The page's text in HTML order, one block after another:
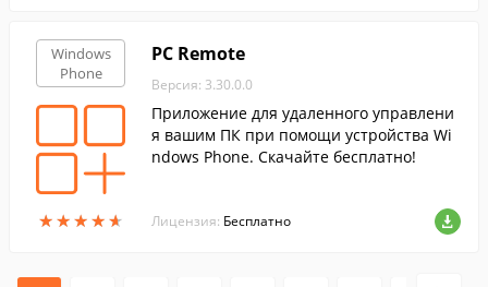
Windows
Phone
★★★★★
★★★★★
PC Remote
Версия: 3.30.0.0
Приложение для удаленного управлени
я вашим ПК при помощи устройства Wi
ndows Phone. Скачайте бесплатно!
Лицензия: Бесплатно